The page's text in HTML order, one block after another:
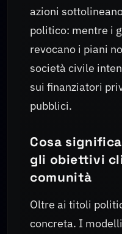
azioni
politico: mentre i
revocano i piani
società civile
sui finanziatori
pubblici.
Cosa
gli obiettivi
comunità
Oltre ai titoli
concreta. I